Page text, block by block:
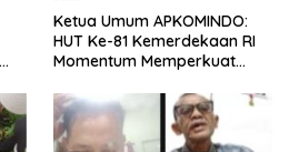
Ketua Umum APKOMINDO:
HUT Ke-81 Kemerdekaan RI
Momentum Memperkuat
Teknologi, dan Kepastian
Hukum Menuju Indonesia
Emas 2045